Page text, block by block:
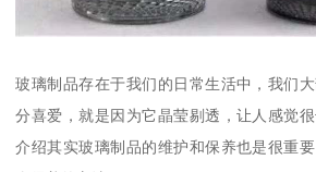
玻璃制品存在于我们的日常生活中，我们
分喜爱，就是因为它晶莹剔透，让人感觉
介绍其实玻璃制品的维护和保养也是很重